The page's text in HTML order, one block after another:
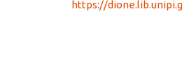
https://